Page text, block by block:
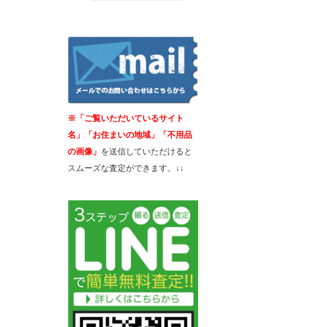
※「ご覧いただいているサイト
名」「お住まいの地域」「不用品
の画像」 を送信していただけると
スムーズな査定ができます。↓↓